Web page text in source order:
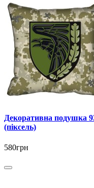
Декоративна подушка
(піксель)
580грн